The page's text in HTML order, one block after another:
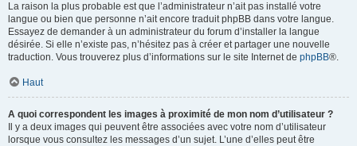
La raison la plus probable est que l’administrateur n’ait pas installé votre
langue ou bien que personne n’ait encore traduit phpBB dans votre langue.
Essayez de demander à un administrateur du forum d’installer la langue
désirée. Si elle n’existe pas, n’hésitez pas à créer et partager une nouvelle
traduction. Vous trouverez plus d’informations sur le site Internet de phpBB®.
Haut
A quoi correspondent les images à proximité de mon nom d’utilisateur ?
Il y a deux images qui peuvent être associées avec votre nom d’utilisateur
lorsque vous consultez les messages d’un sujet. L’une d’elles peut être